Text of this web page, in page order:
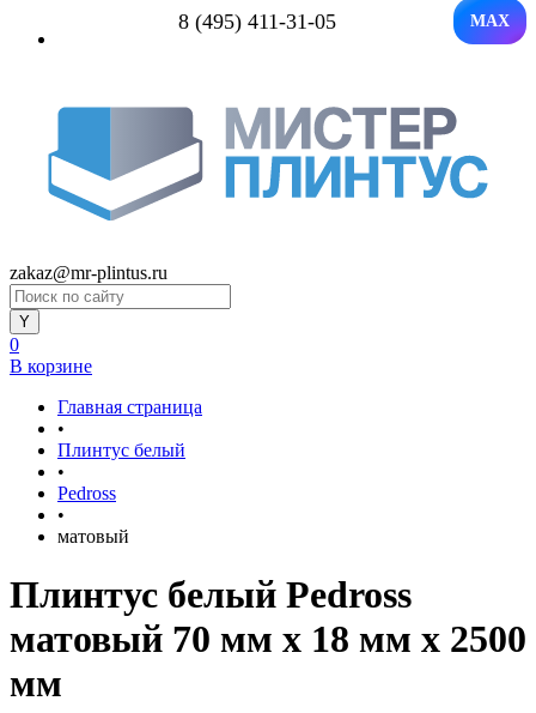
8 (495) 411-31-05 MAX
zakaz@mr-plintus.ru
0
В корзине
Главная страница
•
Плинтус белый
•
Pedross
•
матовый
Плинтус белый Pedross
матовый 70 мм х 18 мм х 2500
мм